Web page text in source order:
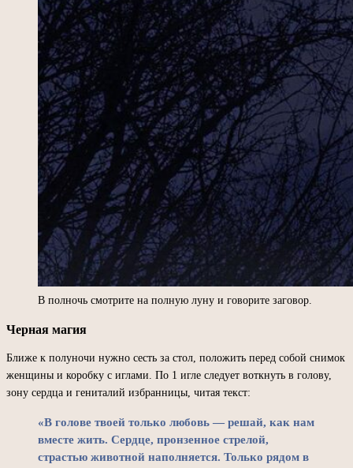
В полночь смотрите на полную луну и говорите заговор.
Черная магия
Ближе к полуночи нужно сесть за стол, положить перед собой снимок
женщины и коробку с иглами. По 1 игле следует воткнуть в голову,
зону сердца и гениталий избранницы, читая текст:
«В голове твоей только любовь — решай, как нам
вместе жить. Сердце, пронзенное стрелой,
страстью животной наполняется. Только рядом в